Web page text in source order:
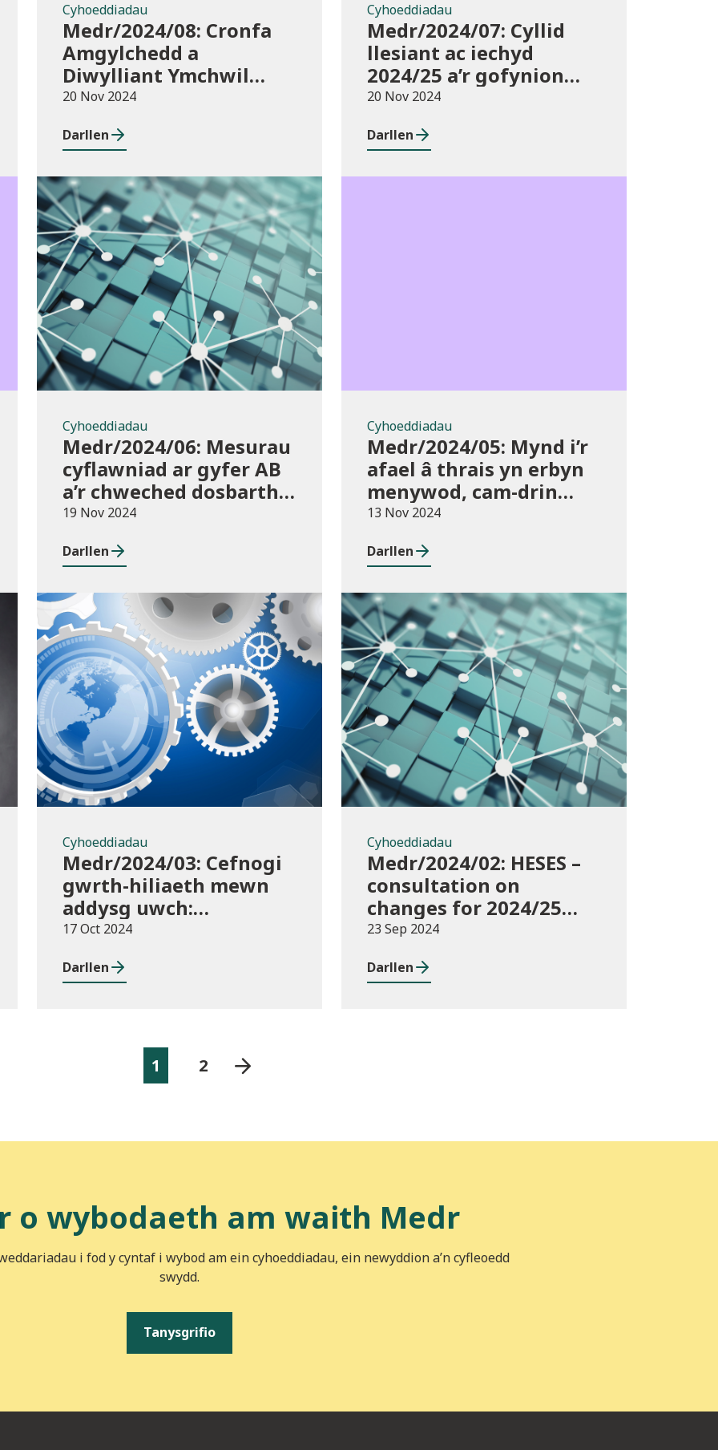
Cyhoeddiadau
Medr/2024/08: Cronfa
Amgylchedd a
Diwylliant Ymchwil
Cymru (WREC) 2024/25
20 Nov 2024
Darllen
Cyhoeddiadau
Medr/2024/07: Cyllid
llesiant ac iechyd
2024/25 a’r gofynion
monitro
20 Nov 2024
Darllen
Cyhoeddiadau
Cyhoeddiadau
Medr/2024/06: Mesurau
cyflawniad ar gyfer AB
a’r chweched dosbarth:
Ymgynghoriad ar
cyrsiau ar gyfer 2023/24
19 Nov 2024
Darllen
Cyhoeddiadau
Medr/2024/05: Mynd i’r
afael â thrais yn erbyn
menywod, cam-drin
domestig a thrais
uwch
13 Nov 2024
Darllen
Cyhoeddiadau
Cyhoeddiadau
Medr/2024/03: Cefnogi
gwrth-hiliaeth mewn
addysg uwch:
canllawiau a
17 Oct 2024
Darllen
Cyhoeddiadau
Cyhoeddiadau
Medr/2024/02: HESES –
consultation on
changes for 2024/25
collection of Degree
data
23 Sep 2024
Darllen
1 2
o wybodaeth am waith Medr
i fod y cyntaf i wybod am ein cyhoeddiadau, ein newyddion a’n cyfleoedd
swydd.
Tanysgrifio